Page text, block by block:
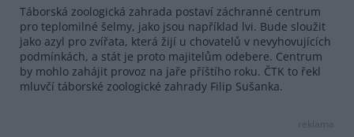
Táborská zoologická zahrada postaví záchranné centrum
pro teplomilné šelmy, jako jsou například lvi. Bude sloužit
jako azyl pro zvířata, která žijí u chovatelů v nevyhovujících
podmínkách, a stát je proto majitelům odebere. Centrum
by mohlo zahájit provoz na jaře příštího roku. ČTK to řekl
mluvčí táborské zoologické zahrady Filip Sušanka.
reklama